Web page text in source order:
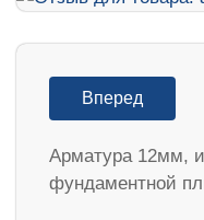
Вперед
Арматура 12мм,
фундаментной